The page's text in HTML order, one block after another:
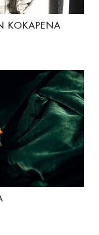
KOKAPENA